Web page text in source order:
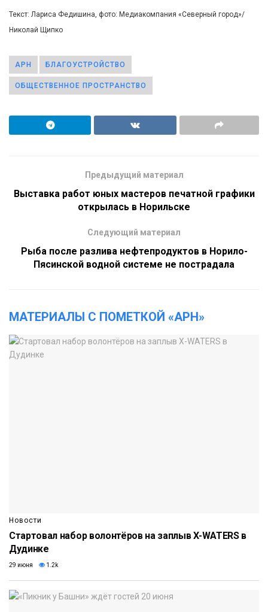
Текст: Лариса Федишина, фото: Медиакомпания «Северный город»/
Николай Щипко
АРН БЛАГОУСТРОЙСТВО
ОБЩЕСТВЕННОЕ ПРОСТРАНСТВО
Предыдущий материал
Выставка работ юных мастеров печатной графики
открылась в Норильске
Следующий материал
Рыба после разлива нефтепродуктов в Норило-
Пясинской водной системе не пострадала
МАТЕРИАЛЫ С ПОМЕТКОЙ «АРН»
Новости
Стартовал набор волонтёров на заплыв X-WATERS в
Дудинке
29 июня 1.2k